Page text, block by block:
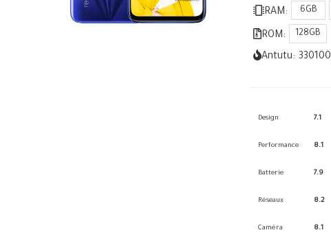
RAM: 6GB
ROM: 128GB
Antutu: 330100
Design 7.1
Performance 8.1
Batterie 7.9
Réseaux 8.2
Caméra 8.1